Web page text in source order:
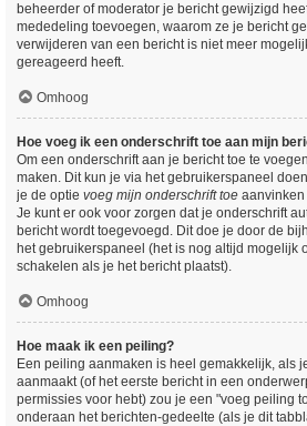
beheerder of moderator je bericht gewijzigd
mededeling toevoegen, waarom ze je bericht
verwijderen van een bericht is niet meer
gereageerd heeft.
Omhoog
Hoe voeg ik een onderschrift toe aan mijn
Om een onderschrift aan je bericht toe te
maken. Dit kun je via het gebruikerspaneel
je de optie voeg mijn onderschrift toe
Je kunt er ook voor zorgen dat je onderschrift
bericht wordt toegevoegd. Dit doe je door de
het gebruikerspaneel (het is nog altijd mogelijk
schakelen als je het bericht plaatst).
Omhoog
Hoe maak ik een peiling?
Een peiling aanmaken is heel gemakkelijk, als
aanmaakt (of het eerste bericht in een
permissies voor hebt) zou je een "voeg peiling
onderaan het berichten-gedeelte (als je dit